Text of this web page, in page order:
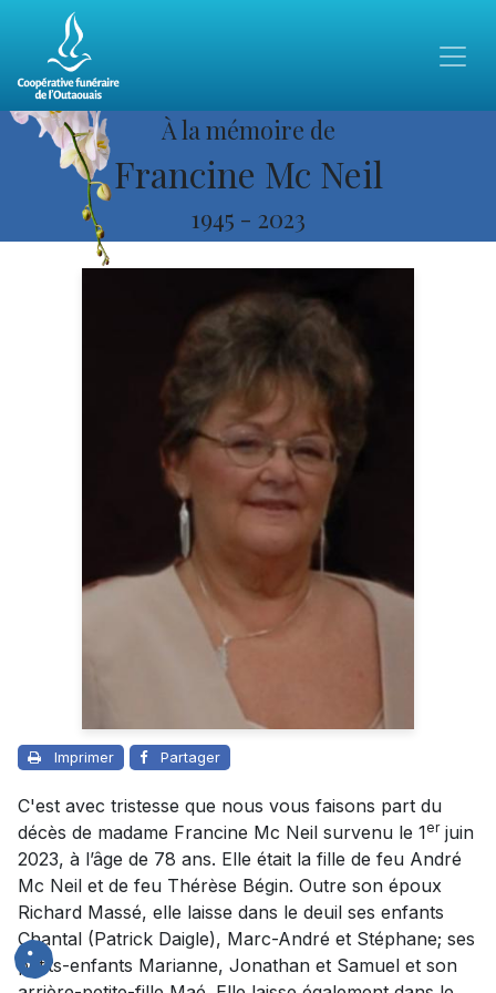
À la mémoire de
Francine Mc Neil
1945 - 2023
Imprimer Partager
C'est avec tristesse que nous vous faisons part du
décès de madame Francine Mc Neil survenu le 1erjuin
2023, à l’âge de 78 ans. Elle était la fille de feu André
Mc Neil et de feu Thérèse Bégin. Outre son époux
Richard Massé, elle laisse dans le deuil ses enfants
Chantal (Patrick Daigle), Marc-André et Stéphane; ses
petits-enfants Marianne, Jonathan et Samuel et son